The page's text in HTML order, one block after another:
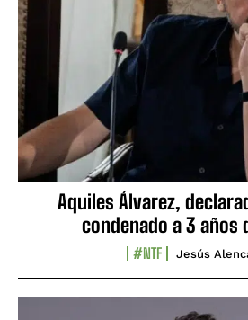
Aquiles Álvarez,
condenado a 3 años
#NTF Jesús